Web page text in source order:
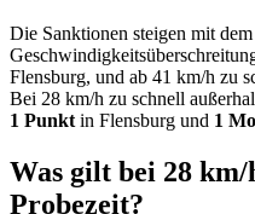
Die Sanktionen steigen mit
Flensburg, und ab 41 km/h zu
Bei 28 km/h zu schnell
1 Punkt in Flensburg und 1
Was gilt bei 28
Probezeit?